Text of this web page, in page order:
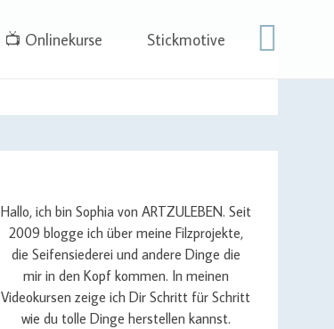
📺 Onlinekurse Stickmotive
Hallo, ich bin Sophia von ARTZULEBEN. Seit
2009 blogge ich über meine Filzprojekte,
die Seifensiederei und andere Dinge die
mir in den Kopf kommen. In meinen
Videokursen zeige ich Dir Schritt für Schritt
wie du tolle Dinge herstellen kannst.